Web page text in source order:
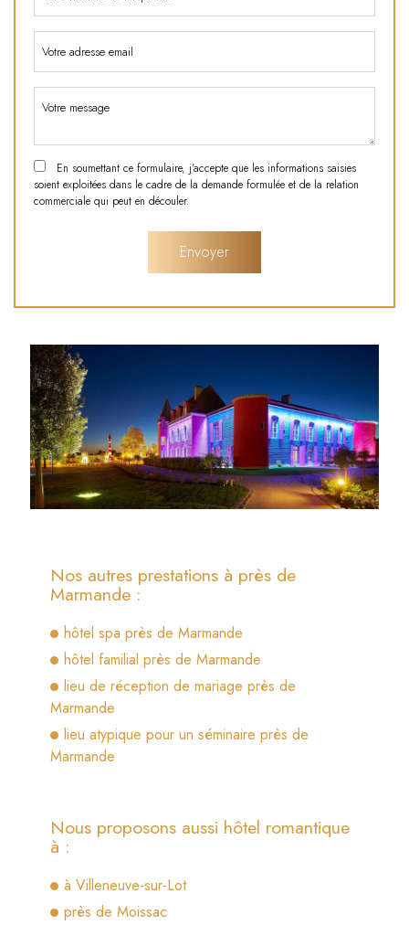
En soumettant ce formulaire, j'accepte que les informations saisies
soient exploitées dans le cadre de la demande formulée et de la relation
commerciale qui peut en découler.
Nos autres prestations à près de
Marmande :
hôtel spa près de Marmande
hôtel familial près de Marmande
lieu de réception de mariage près de
Marmande
lieu atypique pour un séminaire près de
Marmande
Nous proposons aussi hôtel romantique
à :
à Villeneuve-sur-Lot
près de Moissac